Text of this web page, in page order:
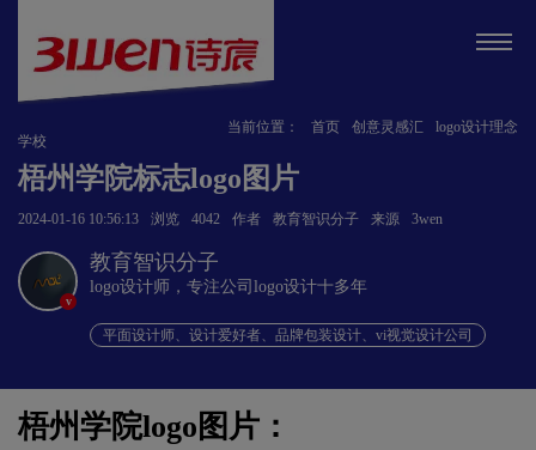
当前位置： 首页 创意灵感汇
logo设计理念
学校
梧州学院标志logo图片
2024-01-16 10:56:13 浏览 4042 作者 教育智识分子 来源 3wen
v
教育智识分子
logo设计师，专注公司logo设计十多年
平面设计师、设计爱好者、品牌包装设计、vi视觉设计公司
梧州学院logo图片：